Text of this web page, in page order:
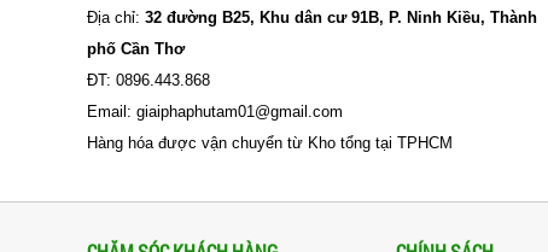
Địa chỉ: 32 đường B25, Khu dân cư 91B, P. Ninh Kiều, Thành
phố Cần Thơ
ĐT: 0896.443.868
Email: giaiphaphutam01@gmail.com
Hàng hóa được vận chuyển từ Kho tổng tại TPHCM